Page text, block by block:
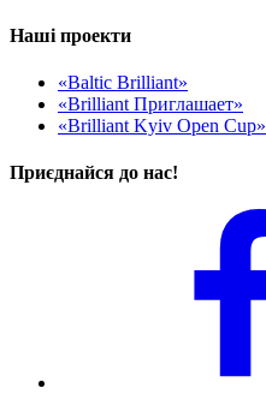
Наші проекти
«Baltic Brilliant»
«Brilliant Приглашает»
«Brilliant Kyiv Open Cup»
Приєднайся до нас!